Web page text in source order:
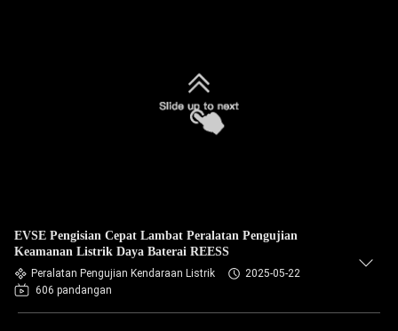
EVSE Pengisian Cepat Lambat Peralatan Pengujian
Keamanan Listrik Daya Baterai REESS
Peralatan Pengujian Kendaraan Listrik
2025-05-22
606 pandangan